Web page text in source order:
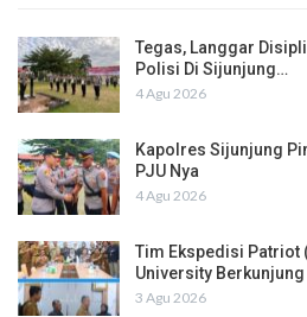
Tegas, Langgar
Polisi Di Sijunjung…
4 Agu 2026
Kapolres Sijunjung
PJU Nya
4 Agu 2026
Tim Ekspedisi Patriot
University
3 Agu 2026